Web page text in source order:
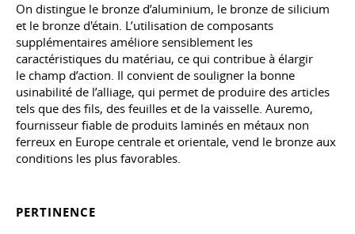
On distingue le bronze d’aluminium, le bronze de silicium
et le bronze d'étain. L’utilisation de composants
supplémentaires améliore sensiblement les
caractéristiques du matériau, ce qui contribue à élargir
le champ d’action. Il convient de souligner la bonne
usinabilité de l’alliage, qui permet de produire des articles
tels que des fils, des feuilles et de la vaisselle. Auremo,
fournisseur fiable de produits laminés en métaux non
ferreux en Europe centrale et orientale, vend le bronze aux
conditions les plus favorables.
PERTINENCE